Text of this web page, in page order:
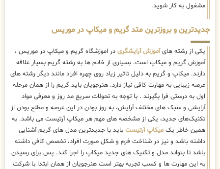
مشغول به کار شوید.
جدیدترین و بروزترین متد گریم و میکاپ در موریس
یکی از رشته هایآموزش آرایشگری در اموزشگاه گریم و میکاپ در موریس ،
آموزش گریم و میکاپ است. بسیاری از خانم ها به رشته گریم بسیار علاقه
دارند. میکاپ و گریم به دلیل تاثیر زیاد روی چهره افراد مانند دیگر رشته های
عرصه زیبایی به مهارت کافی نیاز دارد. هنرجویان باید گریم را از همان مرحله
اول به درستی فرا بگیرند . با توجه به تحولات سریع مد روز و معرفی مواد
آرایشی و سبک های مختلف آرایش، به روز بودن در این عرصه و مطلع بودن از
تکنیک‌های جدید، یکی از مشخصه های مهم هر میکاپ آرتیست می باشد. به
همین خاطر یک میکاپ آرتیست باید با جدیدترین مدل های گریم آشنایی
داشته باشد و نیز در شناخت فرم و شکل صورت افراد، تخصص کافی داشته
باشد تا بتواند مدل و تکنیک های جدید میکاپ را اجرا کند. پس برای رسیدن
به این مهارت ها و کسب تجربه بهتر است هنرجویان از همان ابتدا با شرکت